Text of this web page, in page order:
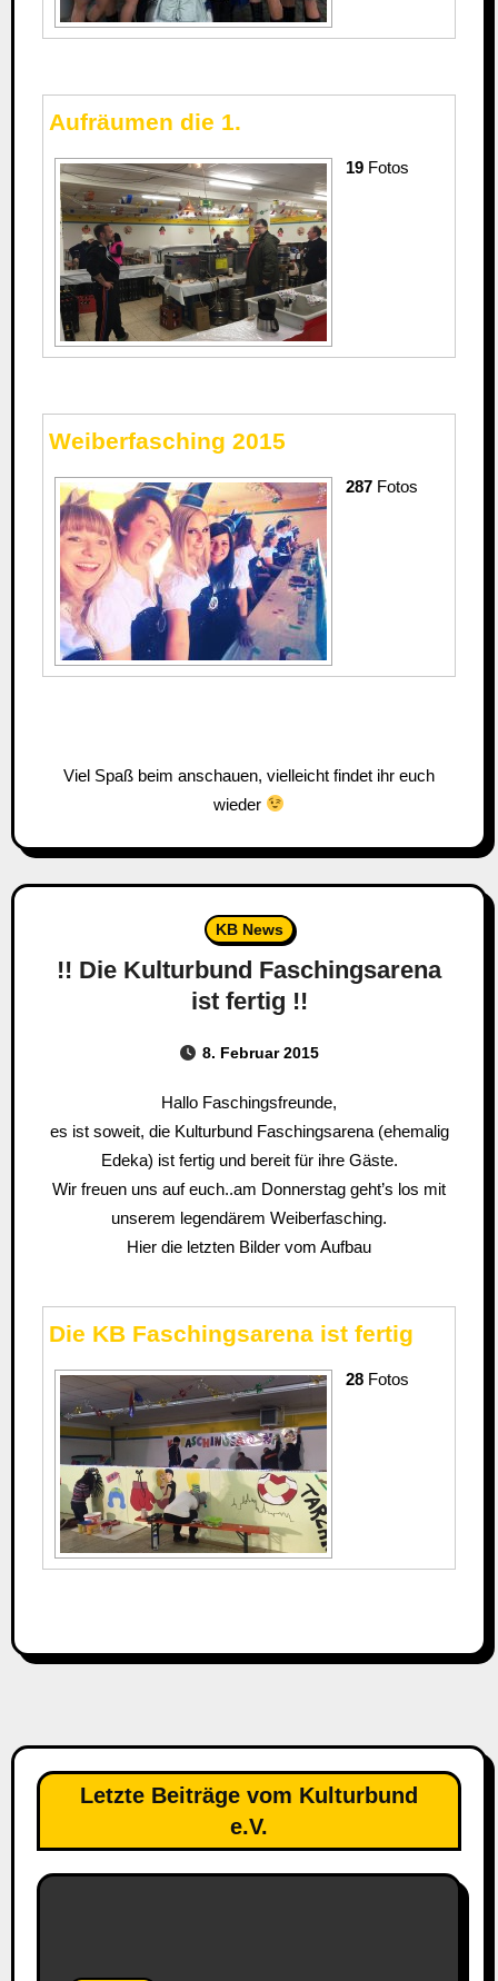
Aufräumen die 1.
19Fotos
Weiberfasching 2015
287Fotos
Viel Spaß beim anschauen, vielleicht findet ihr euch
wieder
KB News
!! Die Kulturbund Faschingsarena
ist fertig !!
8. Februar 2015
Hallo Faschingsfreunde,
es ist soweit, die Kulturbund Faschingsarena (ehemalig
Edeka) ist fertig und bereit für ihre Gäste.
Wir freuen uns auf euch..am Donnerstag geht’s los mit
unserem legendärem Weiberfasching.
Hier die letzten Bilder vom Aufbau
Die KB Faschingsarena ist fertig
28Fotos
Letzte Beiträge vom Kulturbund
e.V.